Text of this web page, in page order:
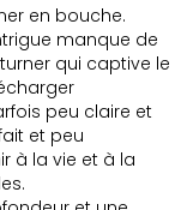
en bouche.
manque de
qui captive le
peu claire et
et peu
à la vie et à la